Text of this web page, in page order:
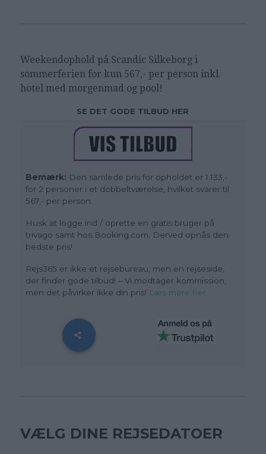
Weekendophold på Scandic Silkeborg i
sommerferien for kun 567,- per person inkl.
hotel med morgenmad og pool!
SE DET GODE TILBUD HER
Bemærk: Den samlede pris for opholdet er 1.133,-
for 2 personer i et dobbeltværelse, hvilket svarer til
567,- per person.
Husk at logge ind / oprette en gratis bruger på
trivago samt hos Booking.com. Derved opnås den
bedste pris!
Rejs365 er ikke et rejsebureau, men en rejseside,
der finder gode tilbud! – Vi modtager kommission,
men det påvirker ikke din pris! Læs mere her
VÆLG DINE REJSEDATOER